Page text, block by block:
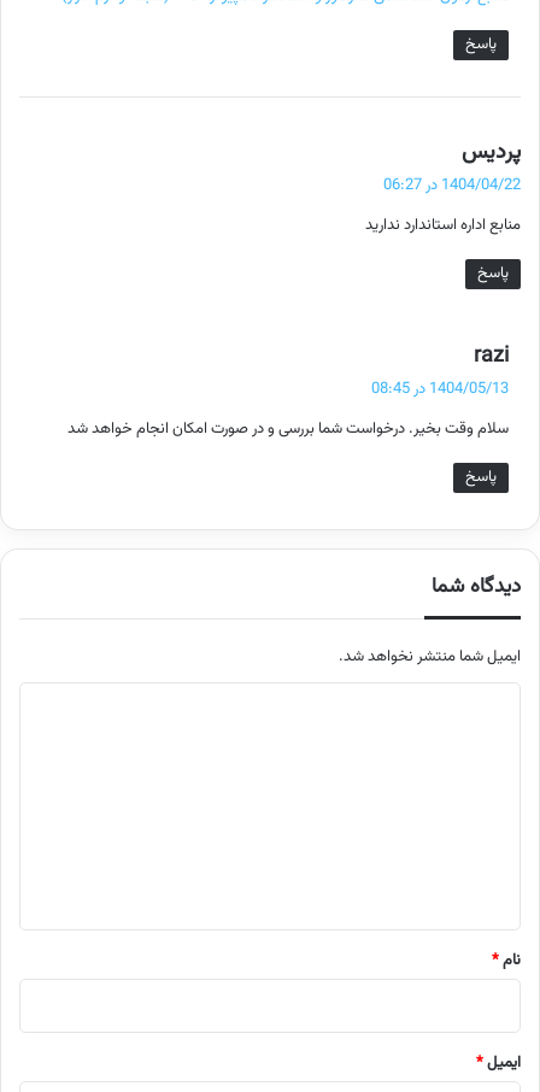
پاسخ
پردیس
ف
:
1404/04/22 در 06:27
منابع اداره استاندارد ندارید
پاسخ
razi
ف
:
1404/05/13 در 08:45
سلام وقت بخیر. درخواست شما بررسی و در صورت امکان انجام خواهد شد
پاسخ
دیدگاه شما
ایمیل شما منتشر نخواهد شد.
ا
ه
نام*
ایمیل*